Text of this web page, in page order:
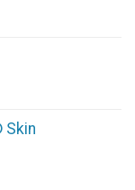
₫.
Skin